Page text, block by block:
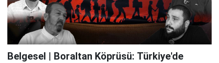
Belgesel | Boraltan Köprüsü: Türkiye'de